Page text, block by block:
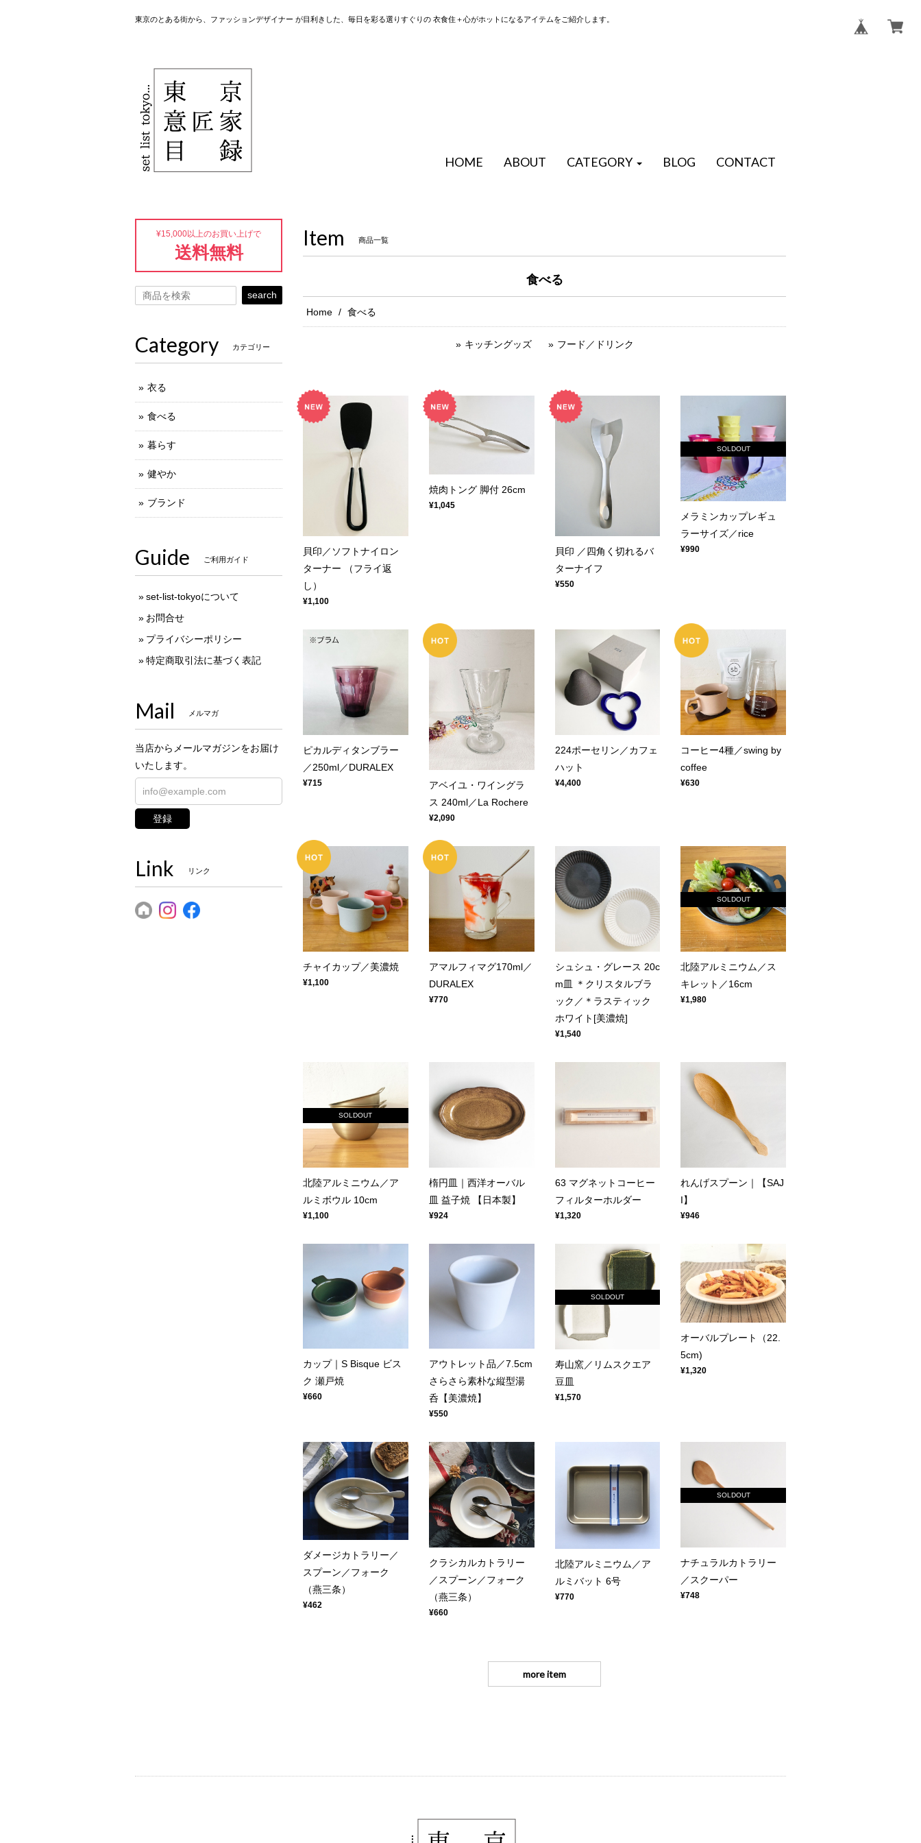
東京のとある街から、ファッションデザイナー が目利きした、毎日を彩る選りすぐりの 衣食住＋心がホットになるアイテムをご紹介します。
HOME ABOUT CATEGORY BLOG CONTACT
Item 商品一覧
食べる
Home 食べる
キッチングッズ フード／ドリンク
貝印／ソフトナイロン
ターナー （フライ返
し）
¥1,100
焼肉トング 脚付 26cm
¥1,045
貝印 ／四角く切れるバ
ターナイフ
¥550
SOLDOUT
メラミンカップレギュ
ラーサイズ／rice
¥990
ピカルディタンブラー
／250ml／DURALEX
¥715
アベイユ・ワイングラ
ス 240ml／La Rochere
¥2,090
224ポーセリン／カフェ
ハット
¥4,400
コーヒー4種／swing by
coffee
¥630
チャイカップ／美濃焼
¥1,100
アマルフィマグ170ml／
DURALEX
¥770
シュシュ・グレース 20c
m皿 ＊クリスタルブラ
ック／＊ラスティック
ホワイト[美濃焼]
¥1,540
SOLDOUT
北陸アルミニウム／ス
キレット／16cm
¥1,980
SOLDOUT
北陸アルミニウム／ア
ルミボウル 10cm
¥1,100
楕円皿｜西洋オーバル
皿 益子焼 【日本製】
¥924
63 マグネットコーヒー
フィルターホルダー
¥1,320
れんげスプーン｜【SAJ
I】
¥946
カップ｜S Bisque ビス
ク 瀬戸焼
¥660
アウトレット品／7.5cm
さらさら素朴な縦型湯
呑【美濃焼】
¥550
SOLDOUT
寿山窯／リムスクエア
豆皿
¥1,570
オーバルプレート（22.
5cm)
¥1,320
ダメージカトラリー／
スプーン／フォーク
（燕三条）
¥462
クラシカルカトラリー
／スプーン／フォーク
（燕三条）
¥660
北陸アルミニウム／ア
ルミバット 6号
¥770
SOLDOUT
ナチュラルカトラリー
／スクーパー
¥748
more item
¥15,000以上のお買い上げで
送料無料
search
Category カテゴリー
衣る
食べる
暮らす
健やか
ブランド
Guide ご利用ガイド
set-list-tokyoについて
お問合せ
プライバシーポリシー
特定商取引法に基づく表記
Mail メルマガ
当店からメールマガジンをお届け
いたします。
登録
Link リンク